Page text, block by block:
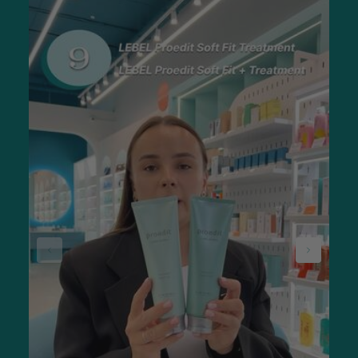
Соняшникова. Містить високу концентрацію вітаміну Е,
який діє як потужний антиоксидант. Олія сприяє
відновленню захисного бар’єру епідермісу, утримує
вологу в клітинах та захищає шкіру від
передчасного старіння.
Олія жожоба. За своїм складом подібна до
природного шкірного себуму, тому швидко
вбирається, не залишаючи жирного блиску. Вона
глибоко живить, заспокоює чутливі ділянки та ідеально
підходить для догляду за сухою і схильною до
лущення шкірою.
Ви можете переглянути на обране косметичне масло для
тіла ціну і придбати продукцію прямо зараз. Користуйтеся
якісними засобами, і результат не змусить себе чекати.
Олії для догляду за тілом: переваги продукту
Бажаючи купити косметичну олію для тіла, ознайомтеся з
перевагами продукту. Це дозволить вам визначитися з
вибором і зрозуміти, наскільки товар відповідає вашим
уподобанням. Серед основних плюсів:
Низька витрата косметичних олій для шкіри тіла. Для
нанесення достатньо невеликої кількості, щоб
розподілити косметику по всій поверхні і
насолоджуватися ефектом.